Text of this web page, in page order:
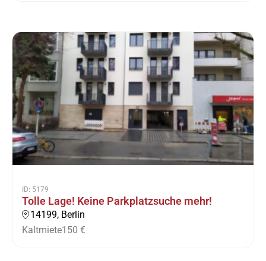
ID: 5179
Tolle Lage! Keine Parkplatzsuche mehr!
14199, Berlin
Kaltmiete150 €